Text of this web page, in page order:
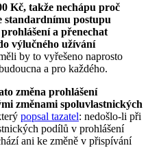
Kč, takže nechápu proč
standardnímu postupu
a přenechat
výlučného užívání
by to vyřešeno naprosto
a pro každého.
změna prohlášení
změnami spoluvlastnických
popsal tazatel: nedošlo-li při
podílů v prohlášení
ani ke změně v přispívání